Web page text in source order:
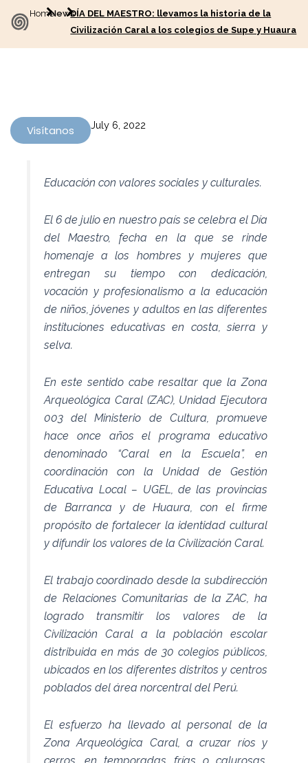
HomeNewsDÍA DEL MAESTRO: llevamos la historia de la
Civilización Caral a los colegios de Supe y Huaura
Visítanos July 6, 2022
Educación con valores sociales y culturales.
El 6 de julio en nuestro país se celebra el Día
del Maestro, fecha en la que se rinde
homenaje a los hombres y mujeres que
entregan su tiempo con dedicación,
vocación y profesionalismo a la educación
de niños, jóvenes y adultos en las diferentes
instituciones educativas en costa, sierra y
selva.
En este sentido cabe resaltar que la Zona
Arqueológica Caral (ZAC), Unidad Ejecutora
003 del Ministerio de Cultura, promueve
hace once años el programa educativo
denominado “Caral en la Escuela”, en
coordinación con la Unidad de Gestión
Educativa Local – UGEL, de las provincias
de Barranca y de Huaura, con el firme
propósito de fortalecer la identidad cultural
y difundir los valores de la Civilización Caral.
El trabajo coordinado desde la subdirección
de Relaciones Comunitarias de la ZAC, ha
logrado transmitir los valores de la
Civilización Caral a la población escolar
distribuida en más de 30 colegios públicos,
ubicados en los diferentes distritos y centros
poblados del área norcentral del Perú.
El esfuerzo ha llevado al personal de la
Zona Arqueológica Caral, a cruzar ríos y